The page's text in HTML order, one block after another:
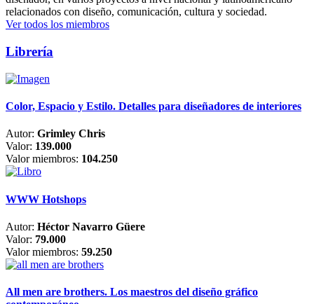
relacionados con diseño, comunicación, cultura y sociedad.
Ver todos los miembros
Librería
Color, Espacio y Estilo. Detalles para diseñadores de interiores
Autor: Grimley Chris
Valor: 139.000
Valor miembros: 104.250
WWW Hotshops
Autor: Héctor Navarro Güere
Valor: 79.000
Valor miembros: 59.250
All men are brothers. Los maestros del diseño gráfico